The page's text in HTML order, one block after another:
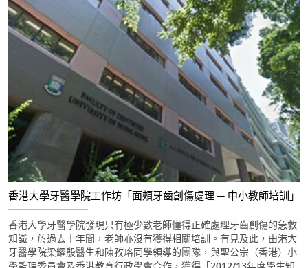
香港大學牙醫學院工作坊「面頰牙齒創傷處理 ─ 中小教師培訓」
香港大學牙醫學院發現只有極少數老師懂得正確處理牙齒創傷的急救
知識，於過去十年間，老師亦沒有獲得相關培訓。有見及此，由港大
牙醫學院梁耀殷醫生和陳孜珞同學領導的團隊，與聖公宗（香港）小
學監理委員會及香港教育行政學會合作，獲得「2012/13年度學生知